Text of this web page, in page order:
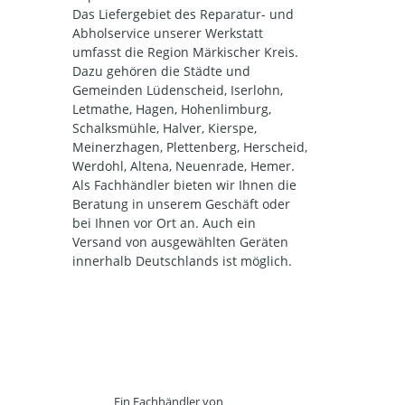
Das Liefergebiet des Reparatur- und
Abholservice unserer Werkstatt
umfasst die Region Märkischer Kreis.
Dazu gehören die Städte und
Gemeinden Lüdenscheid, Iserlohn,
Letmathe, Hagen, Hohenlimburg,
Schalksmühle, Halver, Kierspe,
Meinerzhagen, Plettenberg, Herscheid,
Werdohl, Altena, Neuenrade, Hemer.
Als Fachhändler bieten wir Ihnen die
Beratung in unserem Geschäft oder
bei Ihnen vor Ort an. Auch ein
Versand von ausgewählten Geräten
innerhalb Deutschlands ist möglich.
Ein Fachhändler von